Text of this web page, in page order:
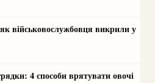
військовослужбовця викрили у
4 способи врятувати овочі